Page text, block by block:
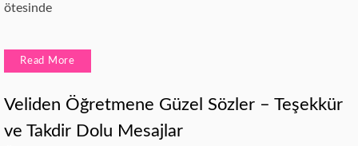
ötesinde
Read More
Veliden Öğretmene Güzel Sözler – Teşekkür
ve Takdir Dolu Mesajlar